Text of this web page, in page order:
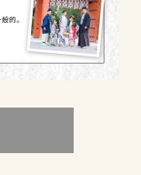
オープンのお知